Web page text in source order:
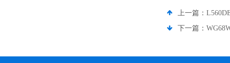
上一篇：
下一篇：